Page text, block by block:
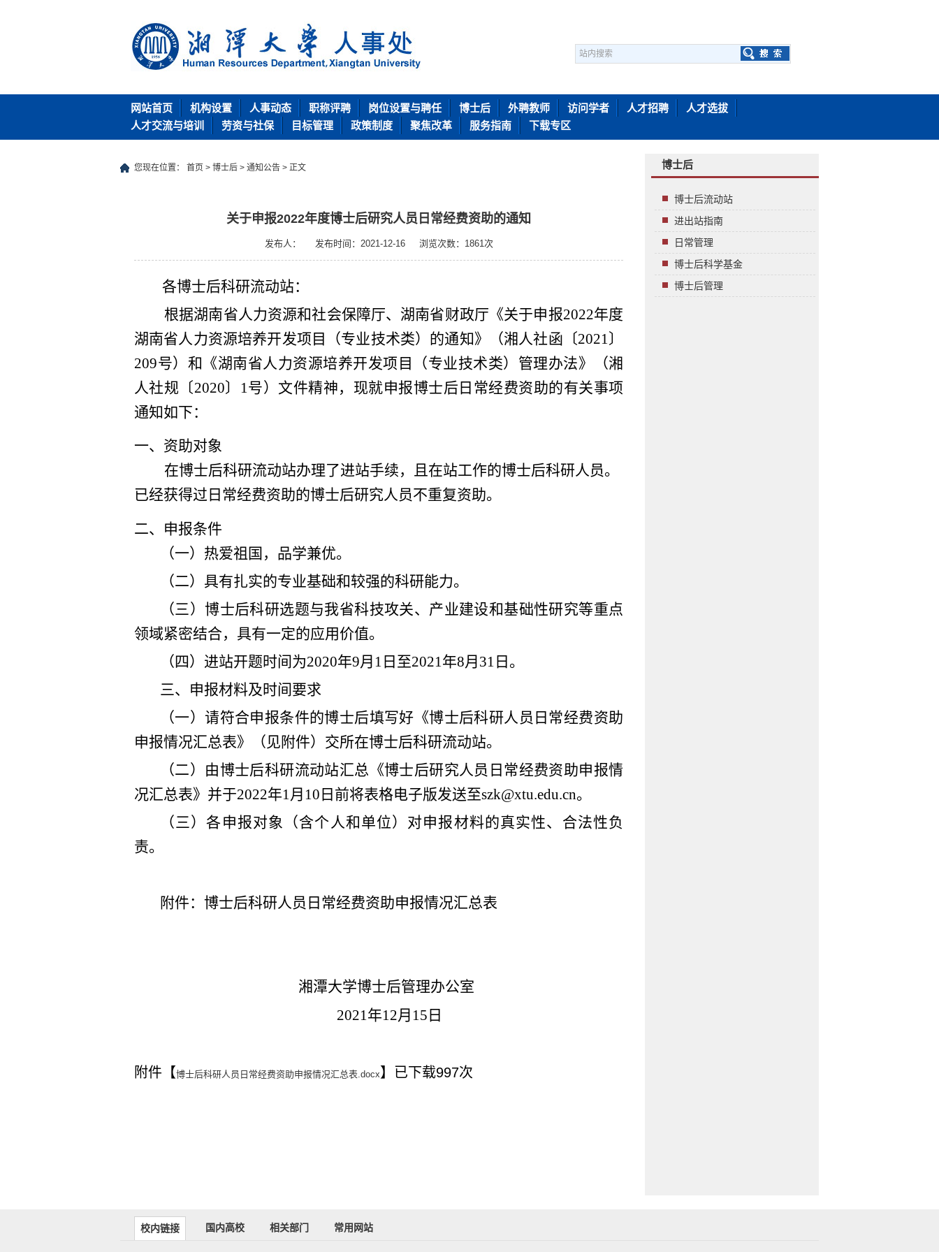
网站首页 机构设置 人事动态 职称评聘 岗位设置与聘任 博士后 外聘教师 访问学者 人才招聘
人才选拔
人才交流与培训
劳资与社保 目标管理 政策制度 聚焦改革 服务指南 下载专区
您现在位置： 首页 > 博士后 > 通知公告 > 正文
关于申报2022年度博士后研究人员日常经费资助的通知
发布人： 发布时间：2021-12-16 浏览次数： 1861次
各博士后科研流动站：
根据湖南省人力资源和社会保障厅、湖南省财政厅《关于申报2022年度
湖南省人力资源培养开发项目（专业技术类）的通知》（湘人社函〔2021〕
209号） 和《湖南省人力资源培养开发项目（专业技术类）管理办法》（湘
人社规〔2020〕 1号） 文件精神，现就申报博士后 日常经费资助的有关事项
通知如下：
一、 资助对象
在博士后科研流动站办理了进站手续，且在站工作的博士后科研人员。
已经获得过 日常经费资助的博士后研究人员不重复资助。
二、申报条件
（一）热爱祖国，品学兼优。
（二）具有扎实的专业基础和较强的科研能力。
（三）博士后科研选题与我省科技攻关、产业建设和基础性研究等重点
领域紧密结合，具有一定的应用价值。
（四）进站开题时间为2020年9月 1 日至2021 年8月 31 日。
三、申报材料及时间要求
（一）请符合申报条件的博士后填写好《博士后科研人员日常经费资助
申报情况汇总表》（见附件）交所在博士后科研流动站。
（二）由博士后科研流动站汇总《博士后研究人员日常经费资助申报情
况汇总表》并于2022年1 月 10 日前将表格电子版发送至szk@xtu.edu.cn。
（ 三 ）各申报对象（含个人和单位）对申报材料的真实性、合法性负
责。
附件：博士后科研人员日常经费资助申报情况汇总表
湘潭大学博士后管理办公室
2021 年12月 15 日
附件【博士后科研人员日常经费资助申报情况汇总表.docx 】已下载997次
博士后
博士后流动站
进出站指南
日常管理
博士后科学基金
博士后管理
校内链接 国内高校 相关部门 常用网站